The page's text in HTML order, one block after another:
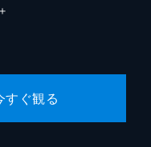
＋
すぐ観る